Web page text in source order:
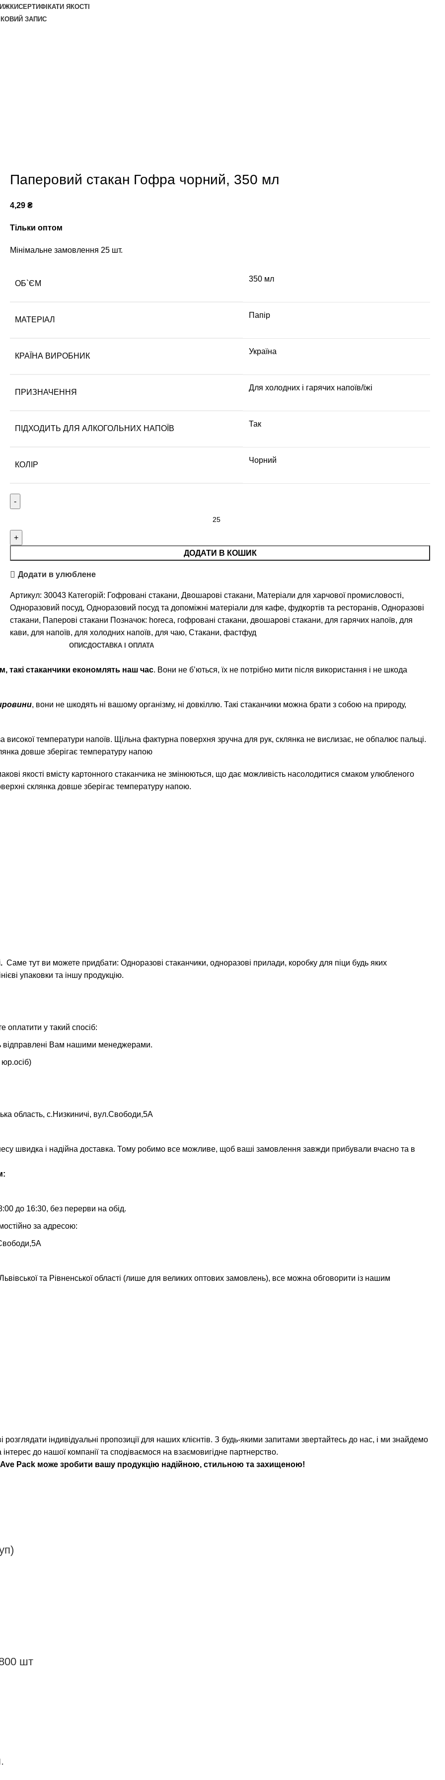
СЕРТИФІКАТИ ЯКОСТІ
ЗАПИС
Паперовий стакан Гофра чорний, 350 мл
4,29 ₴
Тільки оптом
Мінімальне замовлення 25 шт.
ОБ`ЄМ
350 мл
МАТЕРІАЛ
Папір
КРАЇНА ВИРОБНИК
Україна
ПРИЗНАЧЕННЯ
Для холодних і гарячих напоїв/їжі
ПІДХОДИТЬ ДЛЯ АЛКОГОЛЬНИХ НАПОЇВ
Так
КОЛІР
Чорний
ДОДАТИ В КОШИК
Додати в улюблене
Артикул: 30043 Категорій: Гофровані стакани, Двошарові стакани, Матеріали для харчової промисловості,
Одноразовий посуд, Одноразовий посуд та допоміжні матеріали для кафе, фудкортів та ресторанів, Одноразові
стакани, Паперові стакани Позначок: horeca, гофровані стакани, двошарові стакани, для гарячих напоїв, для
кави, для напоїв, для холодних напоїв, для чаю, Стакани, фастфуд
ОПИСДОСТАВКА І ОПЛАТА
такі стаканчики економлять наш час. Вони не б’ються, їх не потрібно мити після використання і не шкода
, вони не шкодять ні вашому організму, ні довкіллю. Такі стаканчики можна брати з собою на природу,
температури напоїв. Щільна фактурна поверхня зручна для рук, склянка не вислизає, не обпалює пальці.
довше зберігає температуру напою
якості вмісту картонного стаканчика не змінюються, що дає можливість насолодитися смаком улюбленого
склянка довше зберігає температуру напою.
. Саме тут ви можете придбати: Одноразові стаканчики, одноразові прилади, коробку для піци будь яких
упаковки та іншу продукцію.
у такий спосіб:
відправлені Вам нашими менеджерами.
область, с.Низкиничі, вул.Свободи,5А
швидка і надійна доставка. Тому робимо все можливе, щоб ваші замовлення завжди прибували вчасно та в
до 16:30, без перерви на обід.
за адресою:
та Рівненської області (лише для великих оптових замовлень), все можна обговорити із нашим
індивідуальні пропозиції для наших клієнтів. З будь-якими запитами звертайтесь до нас, і ми знайдемо
до нашої компанії та сподіваємося на взаємовигідне партнерство.
Ave Pack може зробити вашу продукцію надійною, стильною та захищеною!
шт